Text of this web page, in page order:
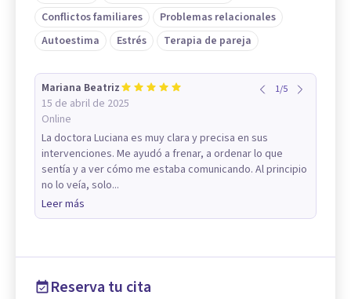
Conflictos familiares
Problemas relacionales
Autoestima
Estrés Terapia de pareja
Mariana Beatriz
15 de abril de 2025
Online
1/5
La doctora Luciana es muy clara y precisa en sus
intervenciones. Me ayudó a frenar, a ordenar lo que
sentía y a ver cómo me estaba comunicando. Al principio
no lo veía, solo...
Leer más
Reserva tu cita